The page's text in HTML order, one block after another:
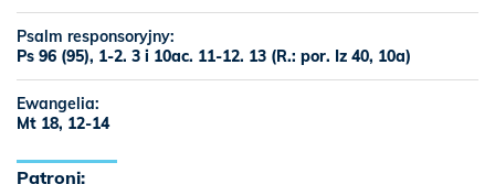
Psalm responsoryjny:
Ps 96 (95), 1-2. 3 i 10ac. 11-12. 13 (R.: por. Iz 40, 10a)
Ewangelia:
Mt 18, 12-14
Patroni: